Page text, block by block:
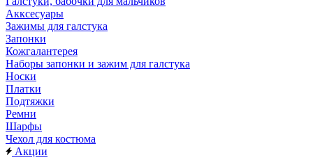
Акксесуары
Зажимы для галстука
Запонки
Кожгалантерея
Наборы запонки и зажим для галстука
Носки
Платки
Подтяжки
Ремни
Шарфы
Чехол для костюма
Акции